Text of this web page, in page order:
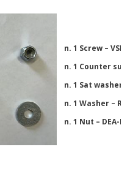
n. 1 Screw –
n. 1 Counter
n. 1 Sat washer
n. 1 Washer –
n. 1 Nut – DEA-